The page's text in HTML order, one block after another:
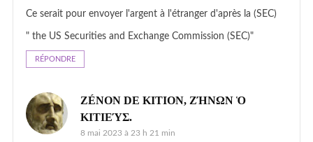
Ce serait pour envoyer l'argent à l'étranger d'après la (SEC)
" the US Securities and Exchange Commission (SEC)"
RÉPONDRE
ZÉNON DE KITION, ΖΉΝΩΝ Ὁ
ΚΙΤΙΕΎΣ.
8 mai 2023 à 23 h 21 min